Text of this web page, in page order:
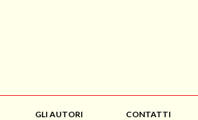
GLI AUTORI CONTATTI